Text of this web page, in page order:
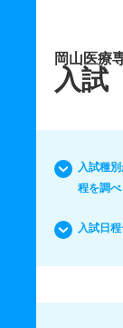
岡山医療
入試
入試種
程を調べ
入試日